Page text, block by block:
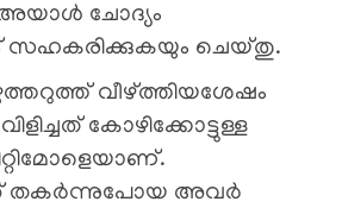
ചോദ്യം
സഹകരിക്കുകയും ചെയ്തു.
വീഴ്ത്തിയശേഷം
വിളിച്ചത് കോഴിക്കോട്ടുള്ള
തകർന്നുപോയ അവർ